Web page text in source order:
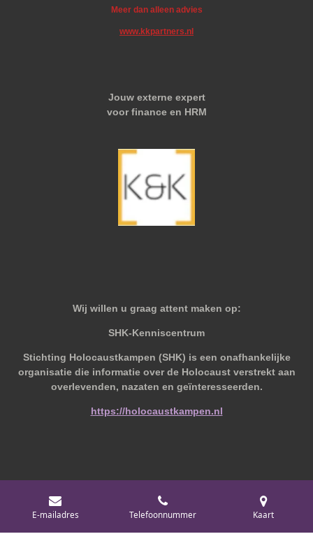
Meer dan alleen advies
www.kkpartners.nl
Jouw externe expert
voor finance en HRM
Wij willen u graag attent maken op:
SHK-Kenniscentrum
Stichting Holocaustkampen (SHK) is een onafhankelijke
organisatie die informatie over de Holocaust verstrekt aan
overlevenden, nazaten en geïnteresseerden.
https://holocaustkampen.nl
© 2019 - 2026 Behoudvanoud
Powered byJouwWeb
E-mailadres Telefoonnummer Kaart